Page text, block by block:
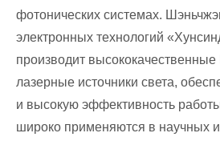
фотонических системах.
электронных технологий
производит
лазерные источники света,
и высокую эффективность
широко применяются в научных